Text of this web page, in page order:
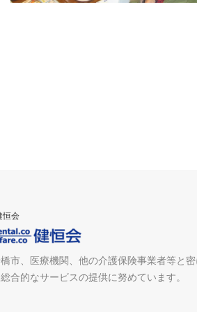
恒会
市、医療機関、他の介護保険事業者等と
合的なサービスの提供に努めています。